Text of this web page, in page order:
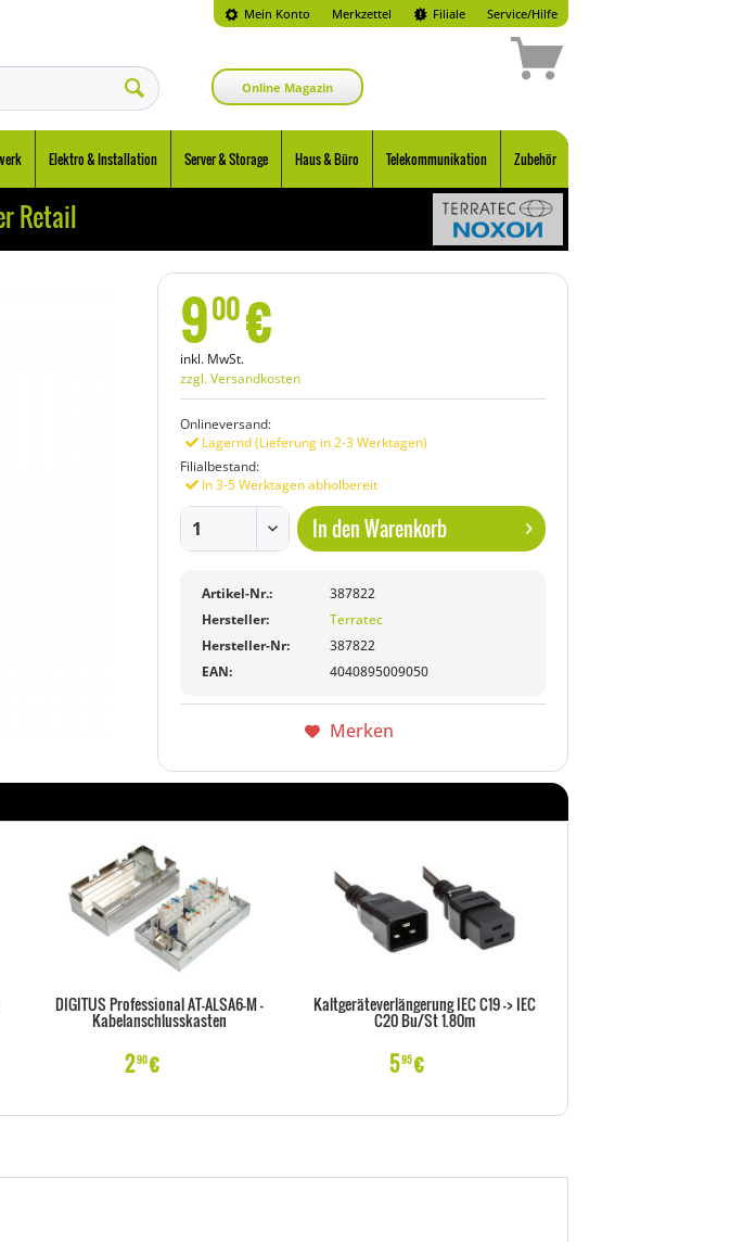
Mein Konto Merkzettel Filiale Service/Hilfe
Online Magazin
Elektro & Installation Server & Storage Haus & Büro Telekommunikation Zubehör
Retail
900€
inkl. MwSt.
zzgl. Versandkosten
Onlineversand:
Lagernd (Lieferung in 2-3 Werktagen)
Filialbestand:
In 3-5 Werktagen abholbereit
In denWarenkorb
Artikel-Nr.:
387822
Hersteller:
Terratec
Hersteller-Nr:
387822
EAN:
4040895009050
Merken
DIGITUS Professional AT-ALSA6-M -
Kabelanschlusskasten
290€
Kaltgeräteverlängerung IEC C19 -> IEC
C20 Bu/St 1.80m
595€